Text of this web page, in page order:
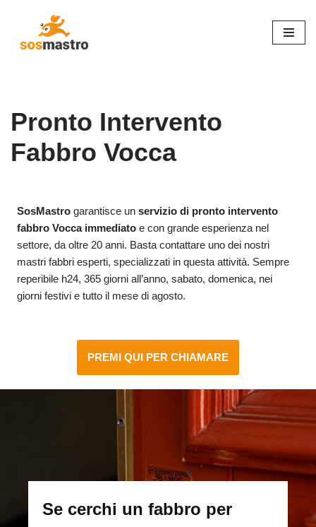
Pronto Intervento
Fabbro Vocca
SosMastro garantisce unservizio di pronto intervento
fabbro Vocca immediato e con grande esperienza nel
settore, da oltre 20 anni. Basta contattare uno dei nostri
mastri fabbri esperti, specializzati in questa attività. Sempre
reperibile h24, 365 giorni all’anno, sabato, domenica, nei
giorni festivi e tutto il mese di agosto.
PREMI QUI PER CHIAMARE
Se cerchi un fabbro per